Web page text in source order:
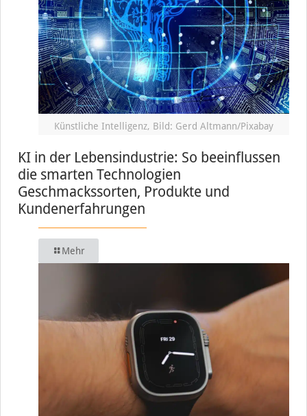
Künstliche Intelligenz, Bild: Gerd Altmann/Pixabay
KI in der Lebensindustrie: So beeinflussen
die smarten Technologien
Geschmackssorten, Produkte und
Kundenerfahrungen
Mehr